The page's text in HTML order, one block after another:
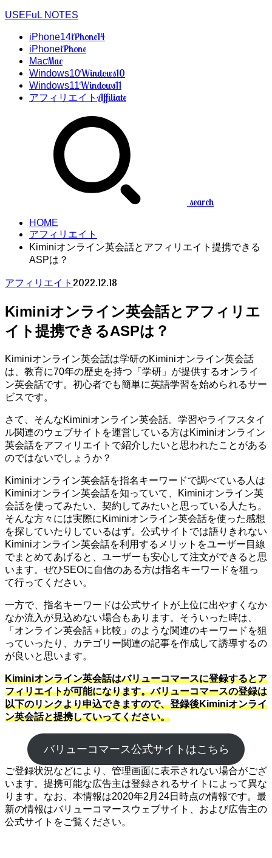
USEFuL NOTES
iPhone14iPhone14
iPhoneiPhone
MacMac
Windows10Windows10
Windows11Windows11
アフィリエイトAffiliate
search
HOME
アフィリエイト
Kiminiオンライン英会話とアフィリエイト提携できる
ASPは？
アフィリエイト 2022.12.18
Kiminiオンライン英会話とアフィリエ
イト提携できるASPは？
Kiminiオンライン英会話は学研のKiminiオンライン英会話
は、教育に70年の歴史を持つ「学研」が提供するオンライ
ン英会話です。初心者でも簡単に英語学習を始められるサー
ビスです。
さて、そんなKiminiオンライン英会話。学習やライフスタイ
ル関連のウェブサイトを運営している方はKiminiオンライン
英会話をアフィリエイトで紹介したいと思われたことがある
のではないでしょうか？
Kiminiオンライン英会話を指名キーワードで調べている人は
Kiminiオンライン英会話を知っていて、Kiminiオンライン英
会話を使ってみたい、契約してみたいと思っている人たち。
そんな方々には実際にKiminiオンライン英会話を使った感想
を探していたりしているはず。公式サイトでは語りきれない
Kiminiオンライン英会話を利用するメリットをユーザー目線
でまとめてあげると、ユーザーも安心して注文ができると思
います。ぜひSEOに自信のある方は指名キーワードを狙っ
て行ってください。
一方で、指名キーワードは公式サイトが上位に出やすくなか
なか流入が見込めない場合もあります。そういった時は、
「オンライン英会話＋比較」のような関連のキーワードを狙
っていったり、カテゴリー関連の記事を作成して誘導するの
が良いと思います。
Kiminiオンライン英会話はバリューコマースに登録するとア
フィリエイトが可能になります。バリューコマースの登録は
以下のリンクより申込できますので、登録後Kiminiオンライ
ン英会話と提携していってください。
バリューコマース公式サイトはこちら
ご登録状況などにより、管理画面に表示されない場合がござ
います。提携可能な広告主は登録されるサイトによって異な
ります。なお、本情報は2020年2月24日時点の情報です。最
新の情報はバリューコマースウェブサイト、および広告主の
公式サイトをご覧ください。